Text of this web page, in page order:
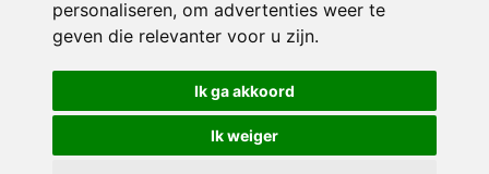
personaliseren, om advertenties weer te
geven die relevanter voor u zijn.
Ik ga akkoord
Ik weiger
Privacy policy|Disclaimer| Klachtenregeling|RSIN en Anbi
voorkeuren
Crealisatie The MindOffice